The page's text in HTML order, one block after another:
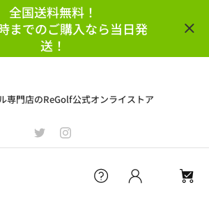
全国送料無料！
までのご購入なら当日発
送！
専門店のReGolf公式オンライストア